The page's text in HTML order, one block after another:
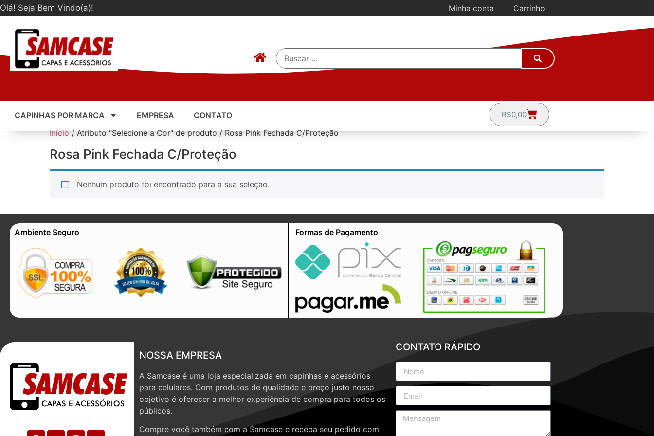
Olá! Seja Bem Vindo(a)! Minha conta Carrinho
CAPINHAS POR MARCA EMPRESA CONTATO R$0,00
Início/ Atributo "Selecione a Cor" de produto / Rosa Pink Fechada C/Proteção
Rosa Pink Fechada C/Proteção
Nenhum produto foi encontrado para a sua seleção.
Ambiente Seguro Formas de Pagamento
NOSSA EMPRESA
A Samcase é uma loja especializada em capinhas e acessórios
para celulares. Com produtos de qualidade e preço justo nosso
objetivo é oferecer a melhor experiência de compra para todos os
públicos.
Compre você também com a Samcase e receba seu pedido com
CONTATO RÁPIDO